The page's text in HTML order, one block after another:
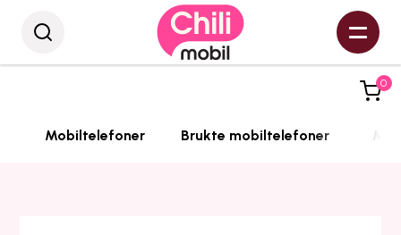
0
Mobiltelefoner Brukte mobiltelefoner